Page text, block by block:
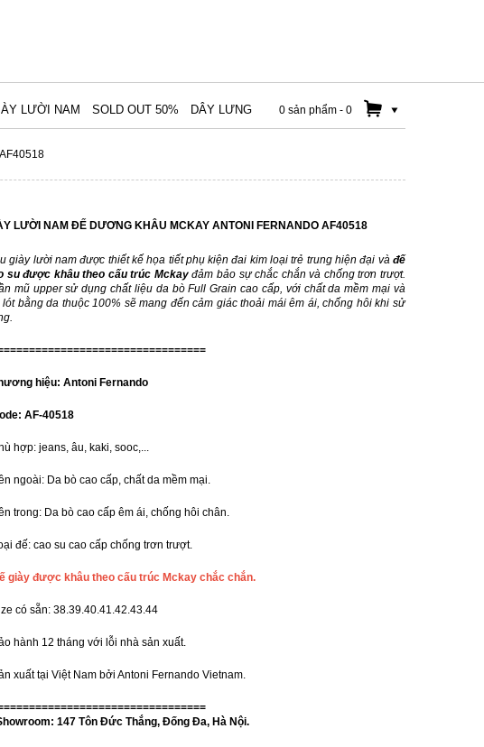
LƯỜI NAM SOLD OUT 50% DÂY LƯNG 0 sản phẩm - 0
LƯỜI NAM ĐẾ DƯƠNG KHÂU MCKAY ANTONI FERNANDO AF40518
giày lười nam được thiết kế họa tiết phụ kiện đai kim loại trẻ trung hiện đại và đế
su được khâu theo cấu trúc Mckayđảm bảo sự chắc chắn và chống trơn trượt.
mũ upper sử dụng chất liệu da bò Full Grain cao cấp, với chất da mềm mại và
lót bằng da thuộc 100% sẽ mang đến cảm giác thoải mái êm ái, chống hôi khi sử
hiệu: Antoni Fernando
AF-40518
hợp: jeans, âu, kaki, sooc,...
ngoài: Da bò cao cấp, chất da mềm mại.
trong: Da bò cao cấp êm ái, chống hôi chân.
đế: cao su cao cấp chống trơn trượt.
giày được khâu theo cấu trúc Mckay chắc chắn.
có sẵn: 38.39.40.41.42.43.44
hành 12 tháng với lỗi nhà sản xuất.
xuất tại Việt Nam bởi Antoni Fernando Vietnam.
147 Tôn Đức Thắng, Đống Đa, Hà Nội.